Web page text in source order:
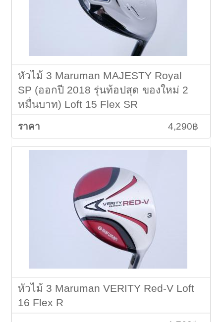
หัวไม้ 3 Maruman MAJESTY Royal
SP (ออกปี 2018 รุ่นท้อปสุด ของใหม่ 2
หมื่นบาท) Loft 15 Flex SR
4,290฿
หัวไม้ 3 Maruman VERITY Red-V Loft
16 Flex R